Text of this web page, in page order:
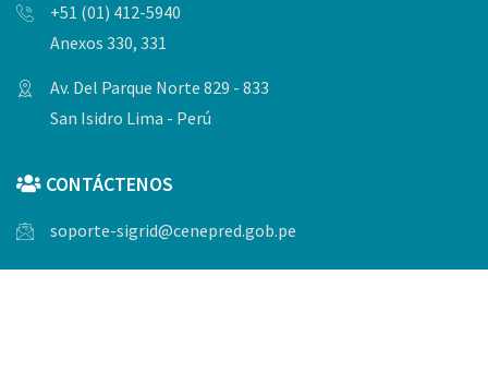
+51 (01) 412-5940
Anexos 330, 331
Av. Del Parque Norte 829 - 833
San Isidro Lima - Perú
CONTÁCTENOS
soporte-sigrid@cenepred.gob.pe